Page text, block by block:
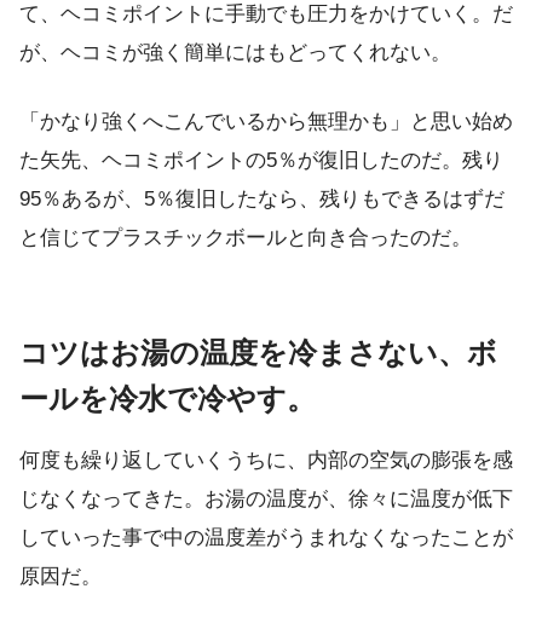
て、ヘコミポイントに手動でも圧力をかけていく。だ
が、ヘコミが強く簡単にはもどってくれない。
「かなり強くへこんでいるから無理かも」と思い始め
た矢先、ヘコミポイントの5％が復旧したのだ。残り
95％あるが、5％復旧したなら、残りもできるはずだ
と信じてプラスチックボールと向き合ったのだ。
コツはお湯の温度を冷まさない、ボ
ールを冷水で冷やす。
何度も繰り返していくうちに、内部の空気の膨張を感
じなくなってきた。お湯の温度が、徐々に温度が低下
していった事で中の温度差がうまれなくなったことが
原因だ。